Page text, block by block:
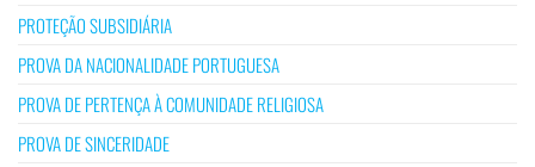
PROTEÇÃO SUBSIDIÁRIA
PROVA DA NACIONALIDADE PORTUGUESA
PROVA DE PERTENÇA À COMUNIDADE RELIGIOSA
PROVA DE SINCERIDADE